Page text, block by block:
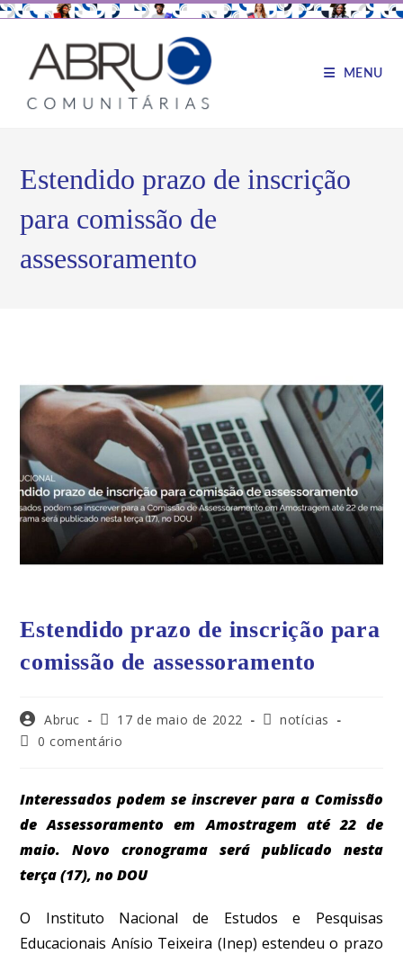
MENU
Estendido prazo de inscrição
para comissão de
assessoramento
Estendido prazo de inscrição para
comissão de assessoramento
Abruc 17 de maio de 2022
notícias
0 comentário
Interessados podem se inscrever para a Comissão
de Assessoramento em Amostragem até 22 de
maio. Novo cronograma será publicado nesta
terça (17), no DOU
O Instituto Nacional de Estudos e Pesquisas
Educacionais Anísio Teixeira (Inep) estendeu o prazo